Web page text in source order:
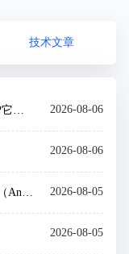
技术文章
软件测试中，Agent、工作流、Skill和MCP它们之间关系 2026-08-06
2026-08-06
移动自动化测试为什么一套脚本解决三端（Android+iOS+H5/小程序）测试问题？ 2026-08-05
2026-08-05